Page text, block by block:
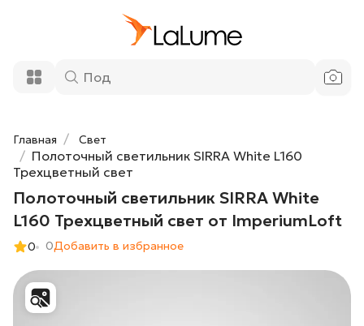
Главная Свет
Полоточный светильник SIRRA White L160
Трехцветный свет
Полоточный светильник SIRRA White
L160 Трехцветный свет от ImperiumLoft
0 0Добавить в избранное
L160 Трехцветный свет от
ImperiumLoft